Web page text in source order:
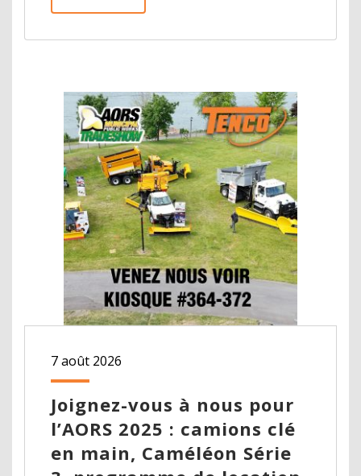
Joignez-vous à nous pour
l’AORS 2025 : camions clé
en main, Caméléon Série
7 août 2026